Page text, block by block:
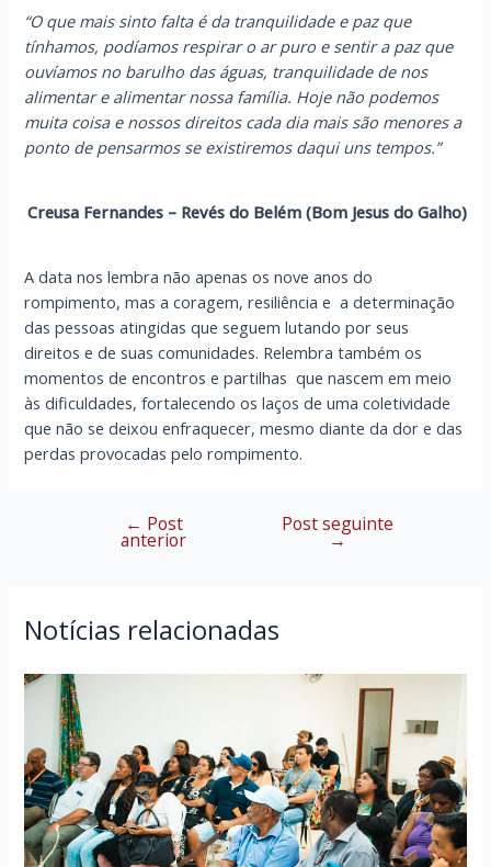
“O que mais sinto falta é da tranquilidade e paz que
tínhamos, podíamos respirar o ar puro e sentir a paz que
ouvíamos no barulho das águas, tranquilidade de nos
alimentar e alimentar nossa família. Hoje não podemos
muita coisa e nossos direitos cada dia mais são menores a
ponto de pensarmos se existiremos daqui uns tempos.”
Creusa Fernandes – Revés do Belém (Bom Jesus do Galho)
A data nos lembra não apenas os nove anos do
rompimento, mas a coragem, resiliência e a determinação
das pessoas atingidas que seguem lutando por seus
direitos e de suas comunidades. Relembra também os
momentos de encontros e partilhas que nascem em meio
às dificuldades, fortalecendo os laços de uma coletividade
que não se deixou enfraquecer, mesmo diante da dor e das
perdas provocadas pelo rompimento.
Navegação
← Post
anterior
Post seguinte
→
Notícias relacionadas